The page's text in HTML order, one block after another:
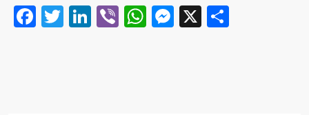
Facebook
Twitter
LinkedIn
ViberWhatsApp
Messenger
X